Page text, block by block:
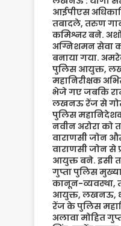
आईपीएस
तबादले, तरुण
कमिश्नर बने.
अग्निशमन सेवा
बनाया गया.
पुलिस आयुक्त,
महानिरीक्षक
भेजे गए जबकि
लखनऊ रेंज से
पुलिस
नवीन अरोरा
वाराणसी जोन और
वाराणसी जोन से
आयुक्त बने. इसी
गुप्ता पुलिस
कानून-व्यवस्था,
आयुक्त, लखनऊ,
रेंज के पुलिस
अलावा मोहित